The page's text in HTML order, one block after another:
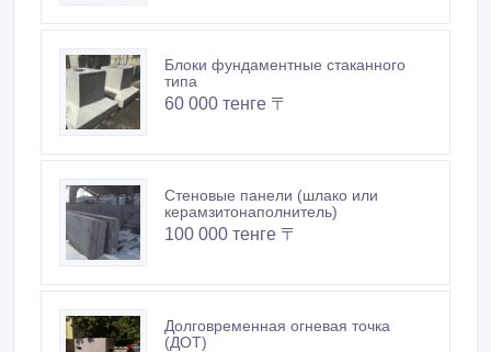
Блоки фундаментные стаканного
типа
60 000 тенге 〒
Стеновые панели (шлако или
керамзитонаполнитель)
100 000 тенге 〒
Долговременная огневая точка
(ДОТ)